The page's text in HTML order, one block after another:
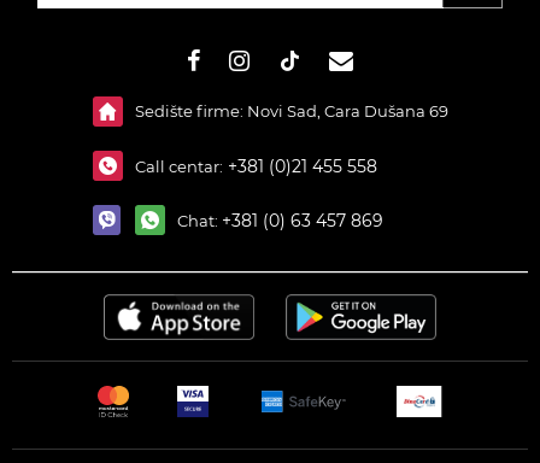
Sedište firme: Novi Sad, Cara Dušana 69
Call centar: +381 (0)21 455 558
Chat: +381 (0) 63 457 869